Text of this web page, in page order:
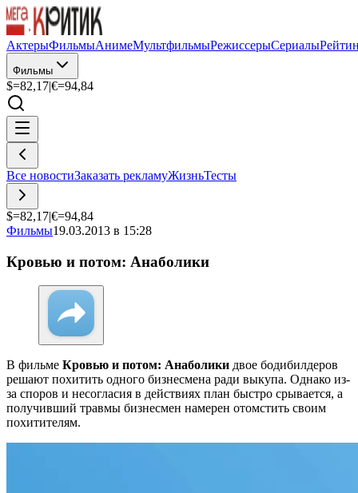
АктерыФильмыАнимеМультфильмыРежиссерыСериалы
Фильмы
$=82,17|€=94,84
Все новостиЗаказать рекламуЖизньТесты
$=82,17|€=94,84
Фильмы19.03.2013 в 15:28
Кровью и потом: Анаболики
В фильме Кровью и потом: Анаболики двое бодибилдеров
решают похитить одного бизнесмена ради выкупа. Однако из-
за споров и несогласия в действиях план быстро срывается, а
получивший травмы бизнесмен намерен отомстить своим
похитителям.